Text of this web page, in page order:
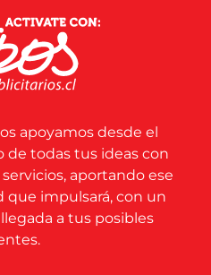
apoyamos desde el
de todas tus ideas con
aportando ese
impulsará, con un
a tus posibles